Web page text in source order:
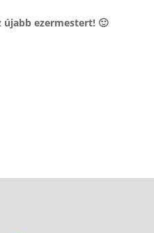
ezermestert! 🙂